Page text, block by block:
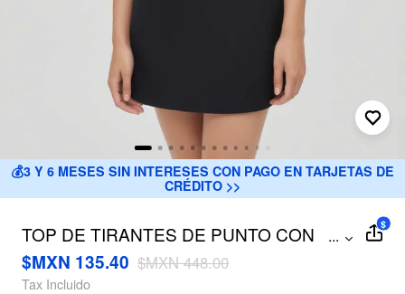
CON PAGO EN TARJETAS DE
Envío gratis
TOP DE TIRANTES DE PUNTO CON
CUELLO EN V Y RIBETE
CONTRASTADO
...
$MXN 135.40 $MXN 448.00
Tax Incluido
$